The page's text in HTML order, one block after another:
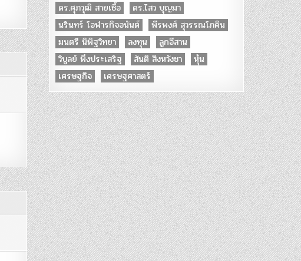
ดร.ศุภวุฒิ สายเชื้อ
ดร.ไสว บุญมา
นรินทร์ โอฬารกิจอนันต์
พีรพงศ์ สุวรรณโภคิน
มนตรี นิพิฐวิทยา
ลงทุน
ลูกอีสาน
วิบูลย์ พึงประเสริฐ
สันติ สิงหวังชา
หุ้น
เศรษฐกิจ
เศรษฐศาสตร์